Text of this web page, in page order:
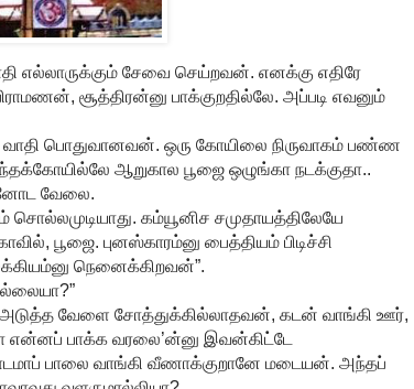
எல்லாருக்கும் சேவை செய்றவன். எனக்கு எதிரே
சூத்திரன்னு பாக்குறதில்லே. அப்படி எவனும்
வாதி பொதுவானவன். ஒரு கோயிலை நிருவாகம் பண்ண
ஆறுகால பூஜை ஒழுங்கா நடக்குதா..
வேலை.
கம்யூனிச சமுதாயத்திலேயே
பூஜை. புனஸ்காரம்னு பைத்தியம் பிடிச்சி
நெனைக்கிறவன்”.
வேளை சோத்துக்கில்லாதவன், கடன் வாங்கி ஊர்,
என்னப் பாக்க வரலை’ன்னு இவன்கிட்டே
பாலை வாங்கி வீணாக்குறானே மடையன். அந்தப்